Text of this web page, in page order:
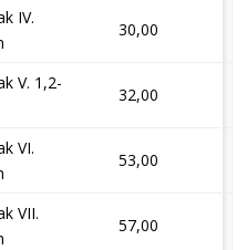
IV.
30,00
V. 1,2-
32,00
VI.
53,00
VII.
57,00